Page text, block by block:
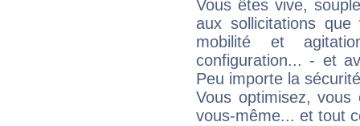
Vous êtes vive,
aux sollicitations
mobilité et
configuration... - et
Peu importe la
Vous optimisez, vous
vous-même... et tout